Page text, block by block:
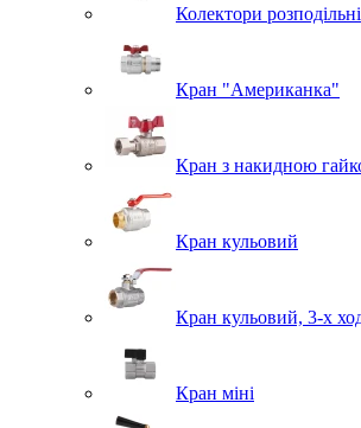
Колектори розподільні
Кран "Американка"
Кран з накидною
Кран кульовий
Кран кульовий, 3-х
Кран міні